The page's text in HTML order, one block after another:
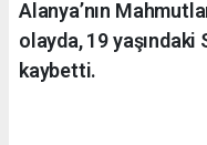
Alanya’nın
olayda, 19 yaşındaki
kaybetti.